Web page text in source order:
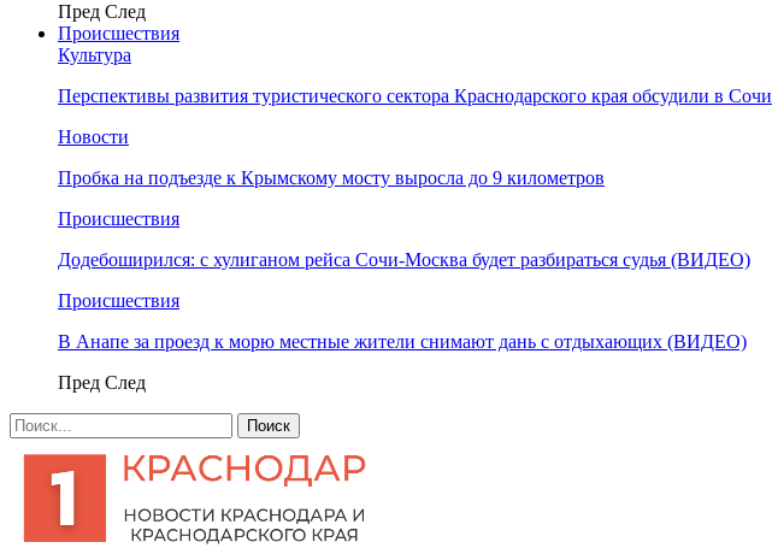
Пред След
Происшествия
Культура
Перспективы развития туристического сектора Краснодарского края обсудили в Сочи
Новости
Пробка на подъезде к Крымскому мосту выросла до 9 километров
Происшествия
Додебоширился: с хулиганом рейса Сочи-Москва будет разбираться судья (ВИДЕО)
Происшествия
В Анапе за проезд к морю местные жители снимают дань с отдыхающих (ВИДЕО)
Пред След